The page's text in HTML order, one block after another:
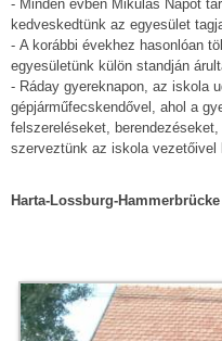
- Minden évben Mikulás Napot
kedveskedtünk az egyesület
- A korábbi évekhez hasonlóan
egyesületünk külön standján
- Ráday gyereknapon, az iskola
gépjárműfecskendővel, ahol a
felszereléseket,
szerveztünk az iskola vezetőivel
Harta-Lossburg-